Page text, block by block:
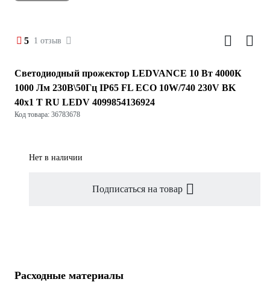
5 1 отзыв
Светодиодный прожектор LEDVANCE 10 Вт 4000К
1000 Лм 230В\50Гц IP65 FL ECO 10W/740 230V BK
40x1 T RU LEDV 4099854136924
Код товара: 36783678
Нет в наличии
Подписаться на товар
Расходные материалы